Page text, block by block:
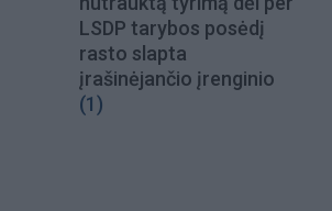
LSDP tarybos posėdį
rasto slapta
įrašinėjančio įrenginio
(1)